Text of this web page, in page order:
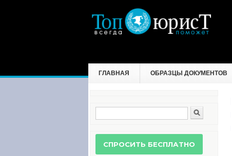
ГЛАВНАЯ ОБРАЗЦЫ ДОКУМЕНТОВ
Форма поиска